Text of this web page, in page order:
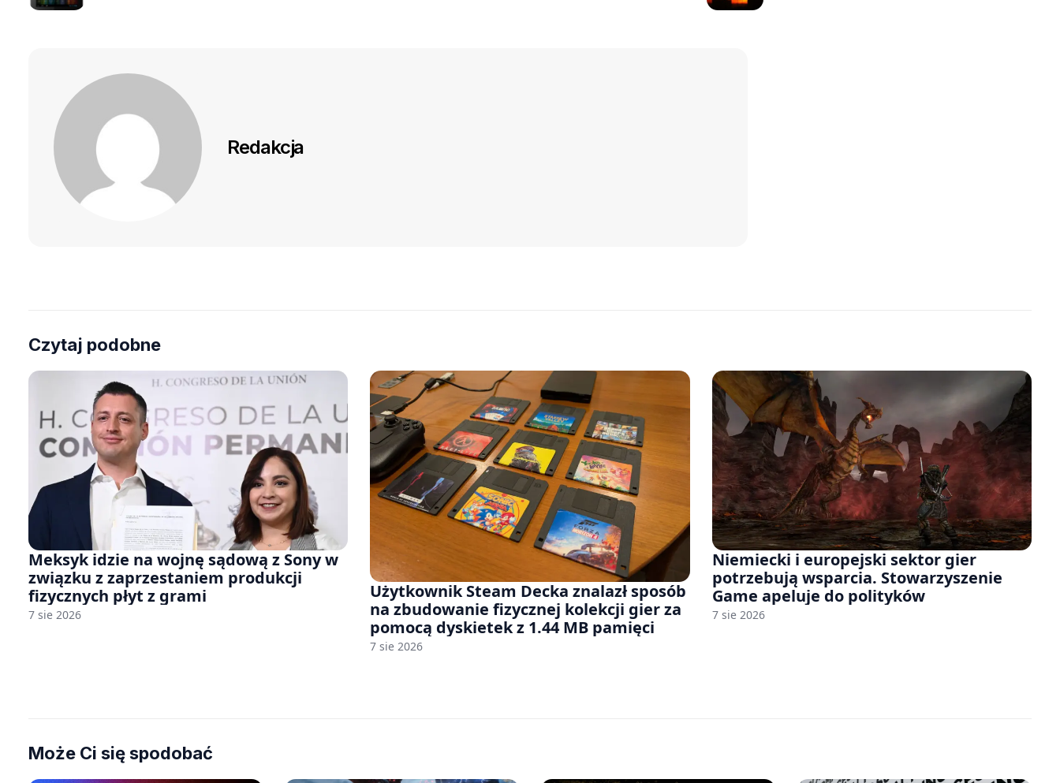
Redakcja
Czytaj podobne
Meksyk idzie na wojnę sądową z Sony w
związku z zaprzestaniem produkcji
fizycznych płyt z grami
7 sie 2026
Użytkownik Steam Decka znalazł sposób
na zbudowanie fizycznej kolekcji gier za
pomocą dyskietek z 1.44 MB pamięci
7 sie 2026
Niemiecki i europejski sektor gier
potrzebują wsparcia. Stowarzyszenie
Game apeluje do polityków
7 sie 2026
Może Ci się spodobać